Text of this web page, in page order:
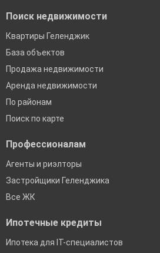
Поиск недвижимости
Квартиры Геленджик
База объектов
Продажа недвижимости
Аренда недвижимости
По районам
Поиск по карте
Профессионалам
Агенты и риэлторы
Застройщики Геленджика
Все ЖК
Ипотечные кредиты
Ипотека для IT-специалистов